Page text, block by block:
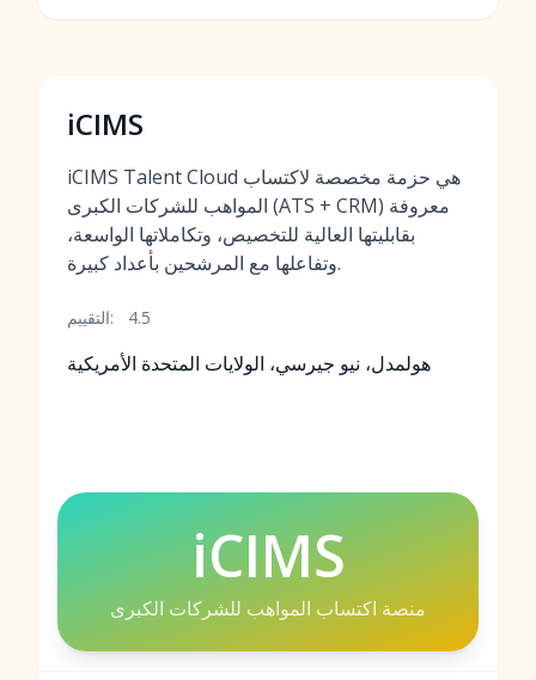
iCIMS
iCIMS Talent Cloud هي حزمة مخصصة لاكتساب
المواهب للشركات الكبرى (ATS + CRM) معروفة
بقابليتها العالية للتخصيص، وتكاملاتها الواسعة،
وتفاعلها مع المرشحين بأعداد كبيرة.
التقييم: 4.5
هولمدل، نيو جيرسي، الولايات المتحدة الأمريكية
iCIMS
منصة اكتساب المواهب للشركات الكبرى